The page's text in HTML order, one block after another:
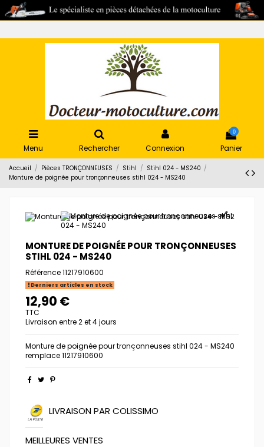
Menu Rechercher Connexion
0
Panier
Accueil Pièces TRONÇONNEUSES Stihl
Stihl 024 - MS240
Monture de poignée pour tronçonneuses stihl 024 - MS240
MONTURE DE POIGNÉE POUR TRONÇONNEUSES
STIHL 024 - MS240
Référence11217910600
Derniers articles en stock
12,90 €
TTC
Livraison entre 2 et 4 jours
Monture de poignée pour tronçonneuses stihl 024 - MS240
remplace 11217910600
LIVRAISON PAR COLISSIMO
MEILLEURES VENTES